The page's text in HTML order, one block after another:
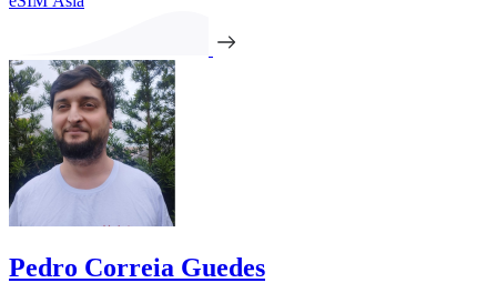
Pedro Correia Guedes